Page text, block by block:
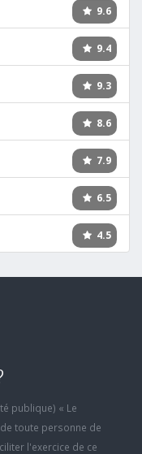
9.6
9.4
9.3
8.6
7.9
6.5
4.5
publique) « Le
toute personne de
l'exercice de ce